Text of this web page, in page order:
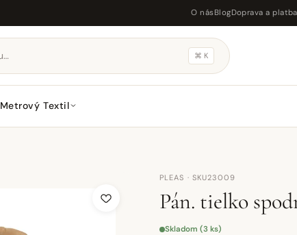
O nás BlogDoprava a platba
⌘ K
Metrový Textil
PLEAS · SKU23009
Pán. tielko
Skladom (3 ks)